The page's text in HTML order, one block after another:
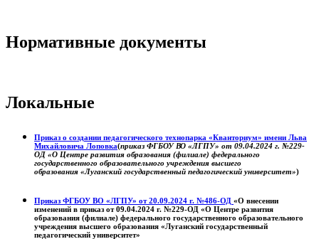
Нормативные документы
Локальные
Приказ о создании педагогического технопарка «Кванториум» имени Льва
Михайловича Лоповка(приказ ФГБОУ ВО «ЛГПУ» от 09.04.2024 г. №229-
ОД «О Центре развития образования (филиале) федерального
государственного образовательного учреждения высшего
образования «Луганский государственный педагогический университет»)
Приказ ФГБОУ ВО «ЛГПУ» от 20.09.2024 г. №486-ОД «О внесении
изменений в приказ от 09.04.2024 г. №229-ОД «О Центре развития
образования (филиале) федерального государственного образовательного
учреждения высшего образования «Луганский государственный
педагогический университет»